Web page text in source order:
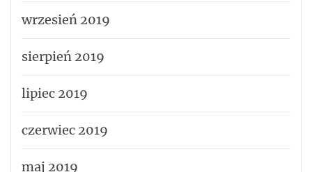
wrzesień 2019
sierpień 2019
lipiec 2019
czerwiec 2019
maj 2019